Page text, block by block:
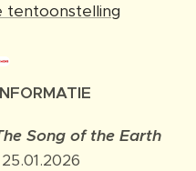
tentoonstelling
Song of the Earth